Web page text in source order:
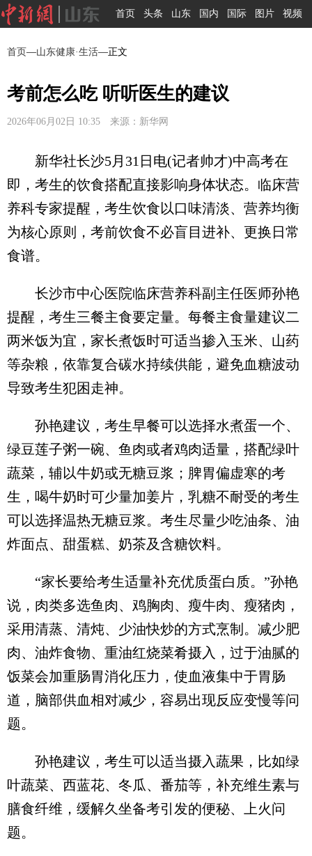
首页 头条 山东 国内 国际 图片 视频
首页—山东健康·生活—正文
考前怎么吃 听听医生的建议
2026年06月02日 10:35 来源：新华网
新华社长沙5月31日电(记者帅才)中高考在
即，考生的饮食搭配直接影响身体状态。临床营
养科专家提醒，考生饮食以口味清淡、营养均衡
为核心原则，考前饮食不必盲目进补、更换日常
食谱。
长沙市中心医院临床营养科副主任医师孙艳
提醒，考生三餐主食要定量。每餐主食量建议二
两米饭为宜，家长煮饭时可适当掺入玉米、山药
等杂粮，依靠复合碳水持续供能，避免血糖波动
导致考生犯困走神。
孙艳建议，考生早餐可以选择水煮蛋一个、
绿豆莲子粥一碗、鱼肉或者鸡肉适量，搭配绿叶
蔬菜，辅以牛奶或无糖豆浆；脾胃偏虚寒的考
生，喝牛奶时可少量加姜片，乳糖不耐受的考生
可以选择温热无糖豆浆。考生尽量少吃油条、油
炸面点、甜蛋糕、奶茶及含糖饮料。
“家长要给考生适量补充优质蛋白质。”孙艳
说，肉类多选鱼肉、鸡胸肉、瘦牛肉、瘦猪肉，
采用清蒸、清炖、少油快炒的方式烹制。减少肥
肉、油炸食物、重油红烧菜肴摄入，过于油腻的
饭菜会加重肠胃消化压力，使血液集中于胃肠
道，脑部供血相对减少，容易出现反应变慢等问
题。
孙艳建议，考生可以适当摄入蔬果，比如绿
叶蔬菜、西蓝花、冬瓜、番茄等，补充维生素与
膳食纤维，缓解久坐备考引发的便秘、上火问
题。